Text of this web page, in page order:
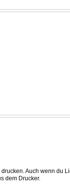
Auch wenn du
dem Drucker.